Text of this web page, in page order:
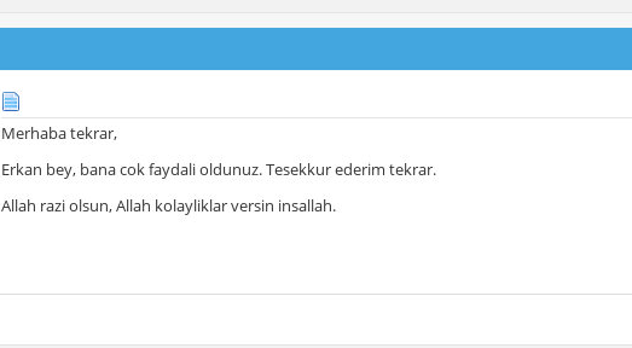
Merhaba tekrar,
Erkan bey, bana cok faydali oldunuz. Tesekkur ederim tekrar.
Allah razi olsun, Allah kolayliklar versin insallah.